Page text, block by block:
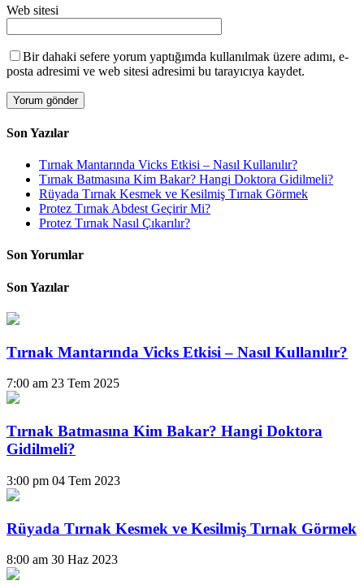
Web sitesi
Bir dahaki sefere yorum yaptığımda kullanılmak üzere adımı, e-
posta adresimi ve web sitesi adresimi bu tarayıcıya kaydet.
Son Yazılar
Tırnak Mantarında Vicks Etkisi – Nasıl Kullanılır?
Tırnak Batmasına Kim Bakar? Hangi Doktora Gidilmeli?
Rüyada Tırnak Kesmek ve Kesilmiş Tırnak Görmek
Protez Tırnak Abdest Geçirir Mi?
Protez Tırnak Nasıl Çıkarılır?
Son Yorumlar
Son Yazılar
Tırnak Mantarında Vicks Etkisi – Nasıl Kullanılır?
7:00 am 23 Tem 2025
Tırnak Batmasına Kim Bakar? Hangi Doktora
Gidilmeli?
3:00 pm 04 Tem 2023
Rüyada Tırnak Kesmek ve Kesilmiş Tırnak Görmek
8:00 am 30 Haz 2023